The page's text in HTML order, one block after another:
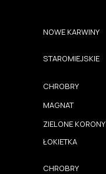
NOWE KARWINY
STAROMIEJSKIE
CHROBRY
MAGNAT
ZIELONE KORONY
ŁOKIETKA
CHROBRY